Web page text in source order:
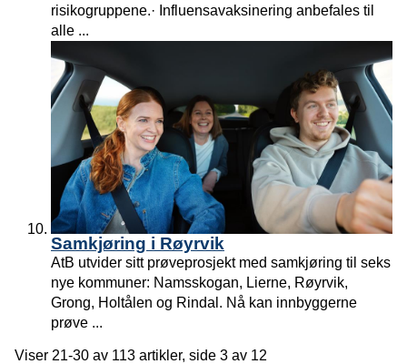
risikogruppene.· Influensavaksinering anbefales til
alle ...
Samkjøring i Røyrvik
AtB utvider sitt prøveprosjekt med samkjøring til seks
nye kommuner: Namsskogan, Lierne, Røyrvik,
Grong, Holtålen og Rindal. Nå kan innbyggerne
prøve ...
Viser 21-30 av 113 artikler, side 3 av 12